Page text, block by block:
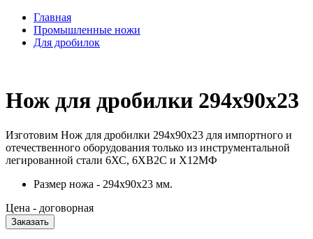
Главная
Промышленные ножи
Для дробилок
Нож для дробилки 294x90x23
Изготовим Нож для дробилки 294x90x23 для импортного и
отечественного оборудования только из инструментальной
легированной стали 6ХС, 6ХВ2С и Х12МФ
Размер ножа - 294x90x23 мм.
Цена - договорная
Заказать